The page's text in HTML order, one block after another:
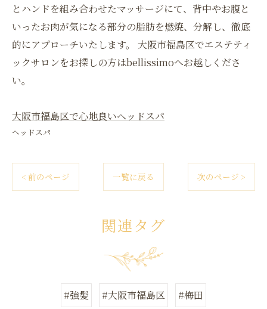
とハンドを組み合わせたマッサージにて、背中やお腹と
いったお肉が気になる部分の脂肪を燃焼、分解し、徹底
的にアプローチいたします。 大阪市福島区でエステティ
ックサロンをお探しの方はbellissimoへお越しくださ
い。
大阪市福島区で心地良いヘッドスパ
ヘッドスパ
< 前のページ 一覧に戻る 次のページ >
関連タグ
#強髪 #大阪市福島区 #梅田